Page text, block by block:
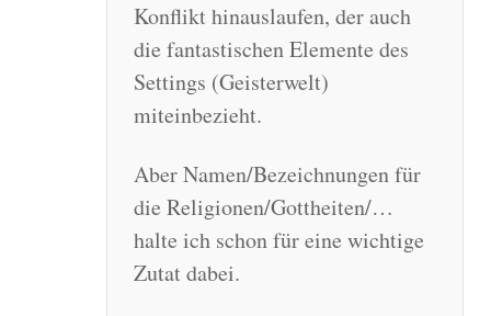
Konflikt hinauslaufen, der auch
die fantastischen Elemente des
Settings (Geisterwelt)
miteinbezieht.
Aber Namen/Bezeichnungen für
die Religionen/Gottheiten/…
halte ich schon für eine wichtige
Zutat dabei.